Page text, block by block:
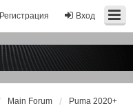
Вход
Регистрация
Main Forum Puma 2020+